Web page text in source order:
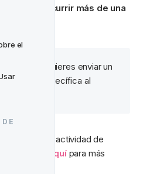
el
y puede ocurrir más de una
los viernes quieres enviar un
oferta específica al
una actividad de
lee
aquí para más